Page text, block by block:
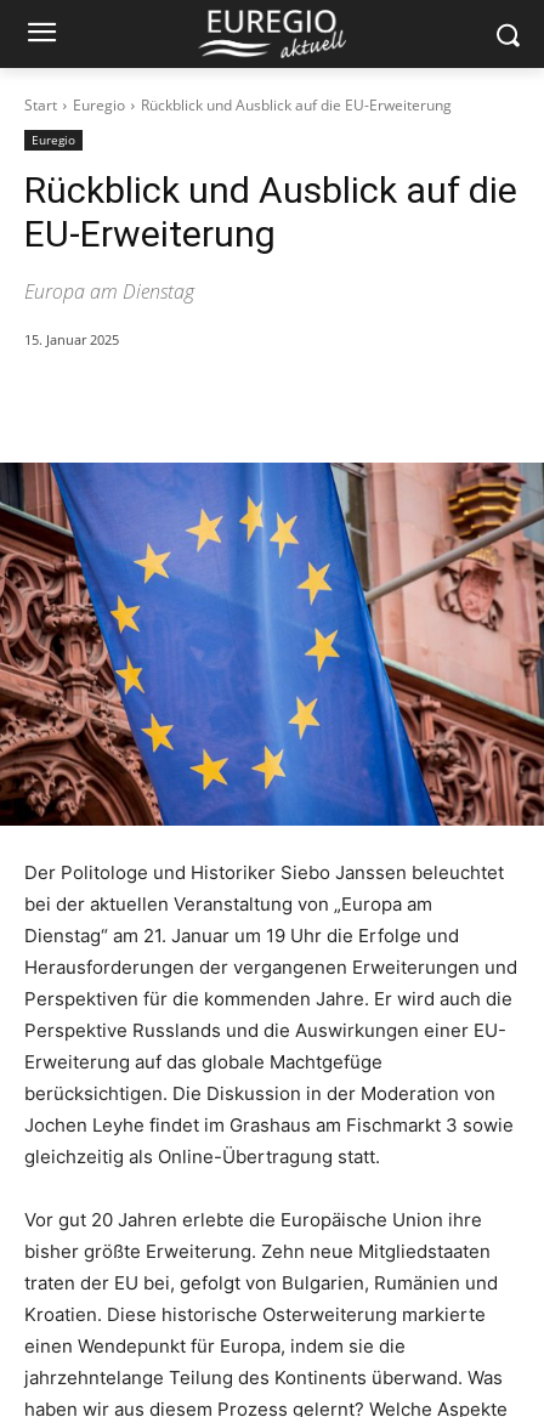
Start Euregio Rückblick und Ausblick auf die EU-Erweiterung
Euregio
Rückblick und Ausblick auf die
EU-Erweiterung
Europa am Dienstag
15. Januar 2025
Der Politologe und Historiker Siebo Janssen beleuchtet
bei der aktuellen Veranstaltung von „Europa am
Dienstag“ am 21. Januar um 19 Uhr die Erfolge und
Herausforderungen der vergangenen Erweiterungen und
Perspektiven für die kommenden Jahre. Er wird auch die
Perspektive Russlands und die Auswirkungen einer EU-
Erweiterung auf das globale Machtgefüge
berücksichtigen. Die Diskussion in der Moderation von
Jochen Leyhe findet im Grashaus am Fischmarkt 3 sowie
gleichzeitig als Online-Übertragung statt.
Vor gut 20 Jahren erlebte die Europäische Union ihre
bisher größte Erweiterung. Zehn neue Mitgliedstaaten
traten der EU bei, gefolgt von Bulgarien, Rumänien und
Kroatien. Diese historische Osterweiterung markierte
einen Wendepunkt für Europa, indem sie die
jahrzehntelange Teilung des Kontinents überwand. Was
haben wir aus diesem Prozess gelernt? Welche Aspekte